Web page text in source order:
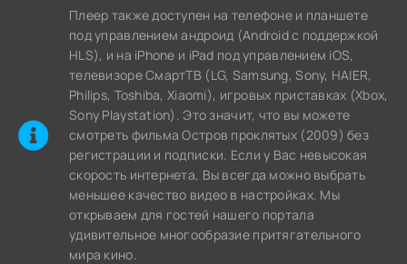
Плеер также доступен на телефоне и планшете
под управлением андроид (Android с поддержкой
HLS), и на iPhone и iPad под управлением iOS,
телевизоре СмартТВ (LG, Samsung, Sony, HAIER,
Philips, Toshiba, Xiaomi), игровых приставках (Xbox,
Sony Playstation). Это значит, что вы можете
cмотреть фильма Остров проклятых (2009) без
регистрации и подписки. Если у Вас невысокая
скорость интернета, Вы всегда можно выбрать
меньшее качество видео в настройках. Мы
открываем для гостей нашего портала
удивительное многообразие притягательного
мира кино.